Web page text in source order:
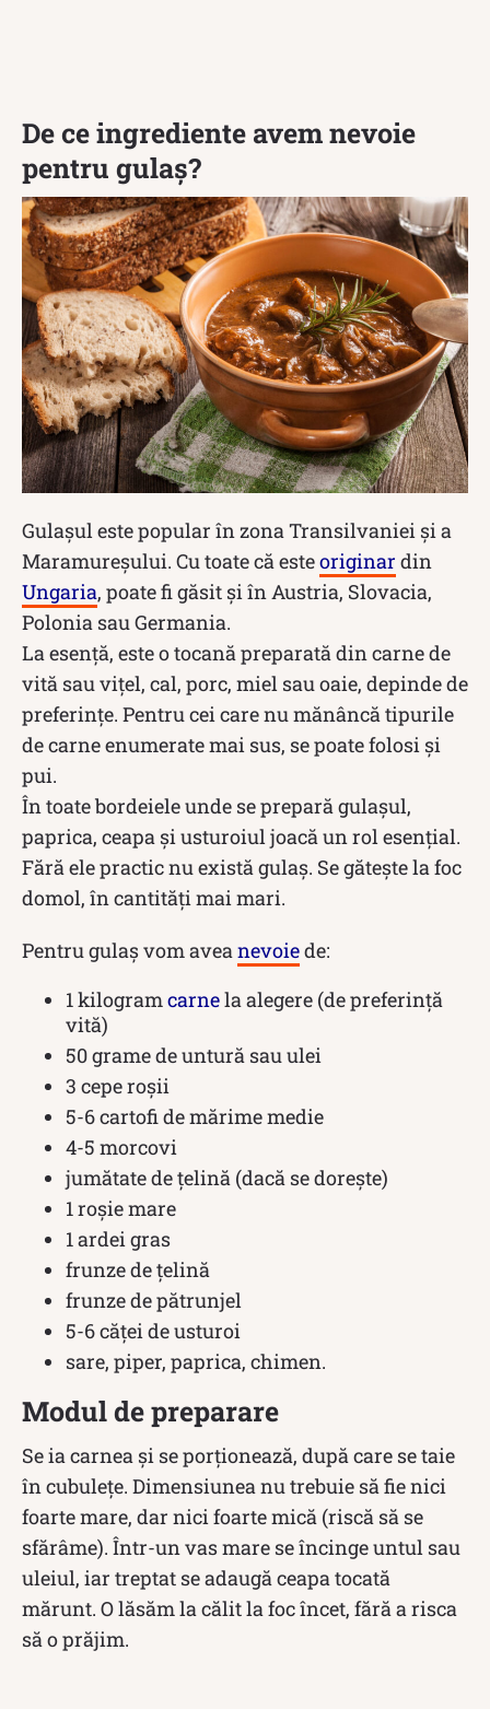
De ce ingrediente avem nevoie
pentru gulaș?
Gulașul este popular în zona Transilvaniei și a
Maramureșului. Cu toate că esteoriginar din
Ungaria, poate fi găsit și în Austria, Slovacia,
Polonia sau Germania.
La esență, este o tocană preparată din carne de
vită sau vițel, cal, porc, miel sau oaie, depinde de
preferințe. Pentru cei care nu mănâncă tipurile
de carne enumerate mai sus, se poate folosi și
pui.
În toate bordeiele unde se prepară gulașul,
paprica, ceapa și usturoiul joacă un rol esențial.
Fără ele practic nu există gulaș. Se gătește la foc
domol, în cantități mai mari.
Pentru gulaș vom aveanevoiede:
1 kilogramcarnela alegere (de preferință
vită)
50 grame de untură sau ulei
3 cepe roșii
5-6 cartofi de mărime medie
4-5 morcovi
jumătate de țelină (dacă se dorește)
1 roșie mare
1 ardei gras
frunze de țelină
frunze de pătrunjel
5-6 căței de usturoi
sare, piper, paprica, chimen.
Modul de preparare
Se ia carnea și se porționează, după care se taie
în cubulețe. Dimensiunea nu trebuie să fie nici
foarte mare, dar nici foarte mică (riscă să se
sfărâme). Într-un vas mare se încinge untul sau
uleiul, iar treptat se adaugă ceapa tocată
mărunt. O lăsăm la călit la foc încet, fără a risca
să o prăjim.